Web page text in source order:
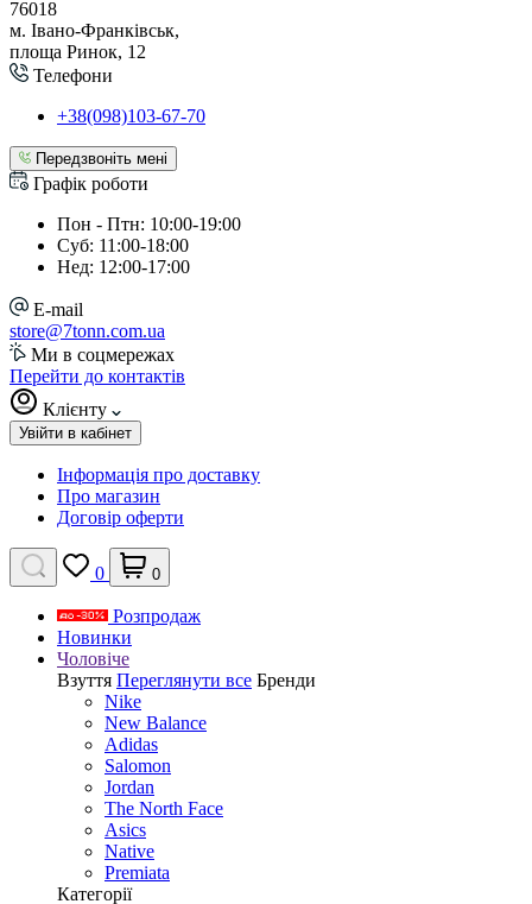
76018
м. Івано-Франківськ,
площа Ринок, 12
Телефони
+38(098)103-67-70
Передзвоніть мені
Графік роботи
Пон - Птн: 10:00-19:00
Суб: 11:00-18:00
Нед: 12:00-17:00
E-mail
store@7tonn.com.ua
Ми в соцмережах
Перейти до контактів
Клієнту
Увійти в кабінет
Інформація про доставку
Про магазин
Договір оферти
0 0
Розпродаж
Новинки
Чоловіче
Взуття Переглянути все Бренди
Nike
New Balance
Adidas
Salomon
Jordan
The North Face
Asics
Native
Premiata
Категорії